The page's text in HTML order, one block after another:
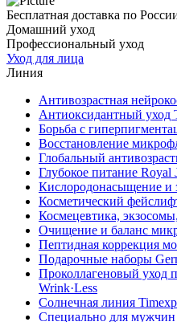
Бесплатная доставка по
Домашний уход
Профессиональный уход
Уход для лица
Линия
Антивозрастная
Антиоксидантный уход
Борьба с
Восстановление
Глобальный
Глубокое питание Royal
Кислородонасыщение и
Косметический
Космецевтика,
Очищение и баланс
Пептидная коррекция
Подарочные наборы
Проколлагеновый уход
Wrink·Less
Солнечная линия
Специально для мужчин